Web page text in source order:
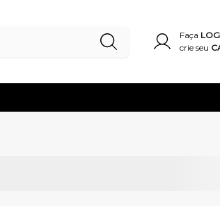
Faça
crie seu